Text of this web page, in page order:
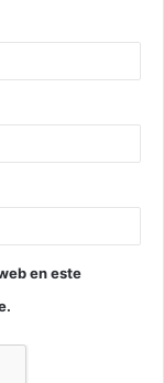
en este